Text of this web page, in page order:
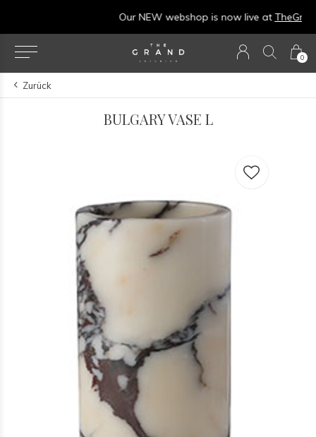
0
Our NEW webshop is now live atTheGrandCollection.eu
Zurück
BULGARY VASE L